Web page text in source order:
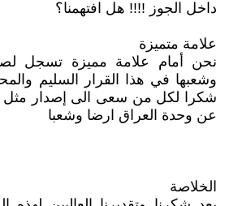
داخل الجوز !!!! هل افتهمنا؟
علامة متميزة
نحن أمام علامة مميزة تسجل
وشعبها في هذا القرار السليم
شكرا لكل من سعى الى إصدار مثل
عن وحدة العراق ارضا وشعبا
الخلاصة